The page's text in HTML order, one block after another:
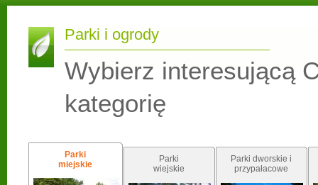
Parki i ogrody
Wybierz interesującą
kategorię
Parki
miejskie
Parki
wiejskie
Parki dworskie i
przypałacowe